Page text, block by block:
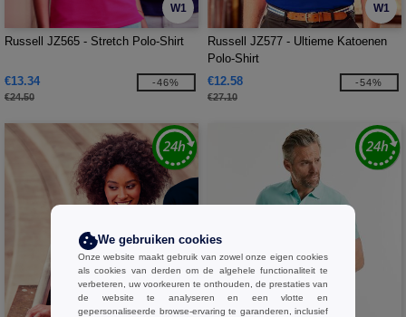
W1
Russell JZ565 - Stretch Polo-Shirt
€13.34
€24.50
-46%
W1
Russell JZ577 - Ultieme Katoenen
Polo-Shirt
€12.58
€27.10
-54%
We gebruiken cookies
Onze website maakt gebruik van zowel onze eigen cookies
als cookies van derden om de algehele functionaliteit te
verbeteren, uw voorkeuren te onthouden, de prestaties van
de website te analyseren en een vlotte en
gepersonaliseerde browse-ervaring te garanderen, inclusief